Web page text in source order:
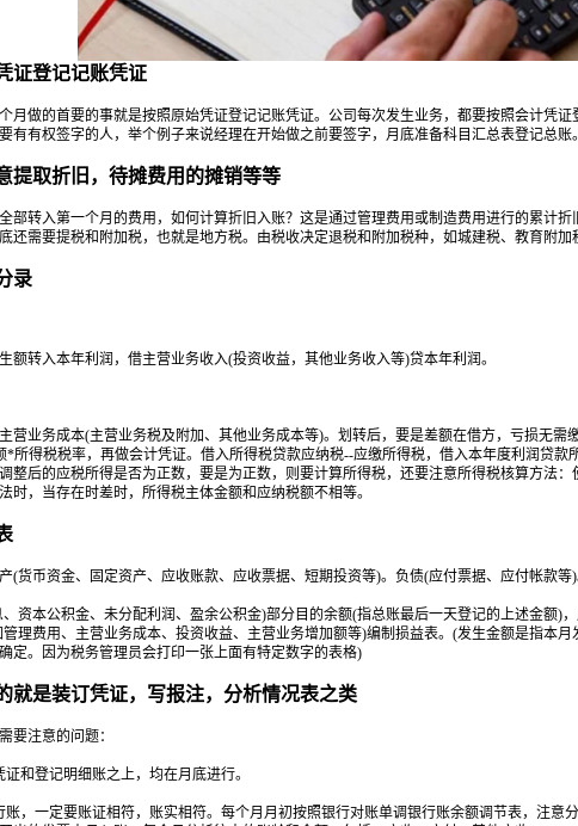
登记记账凭证
做的首要的事就是按照原始凭证登记记账凭证。公司每次发生业务，都要按照会计凭证
有有权签字的人，举个例子来说经理在开始做之前要签字，月底准备科目汇总表登记总账。
取折旧，待摊费用的摊销等等
转入第一个月的费用，如何计算折旧入账？这是通过管理费用或制造费用进行的累计折
还需要提税和附加税，也就是地方税。由税收决定退税和附加税种，如城建税、教育附加
录
转入本年利润，借主营业务收入(投资收益，其他业务收入等)贷本年利润。
业务成本(主营业务税及附加、其他业务成本等)。划转后，要是差额在借方，亏损无需
*所得税税率，再做会计凭证。借入所得税贷款应纳税--应缴所得税，借入本年度利润贷款
整后的应税所得是否为正数，要是为正数，则要计算所得税，还要注意所得税核算方法
时，当存在时差时，所得税主体金额和应纳税额不相等。
币资金、固定资产、应收账款、应收票据、短期投资等)。负债(应付票据、应付帐款等)
本公积金、未分配利润、盈余公积金)部分目的余额(指总账最后一天登记的上述金额)
理费用、主营业务成本、投资收益、主营业务增加额等)编制损益表。(发生金额是指本
定。因为税务管理员会打印一张上面有特定数字的表格)
是装订凭证，写报注，分析情况表之类
注意的问题：
登记明细账之上，均在月底进行。
一定要账证相符，账实相符。每个月月初按照银行对账单调银行账余额调节表，注意